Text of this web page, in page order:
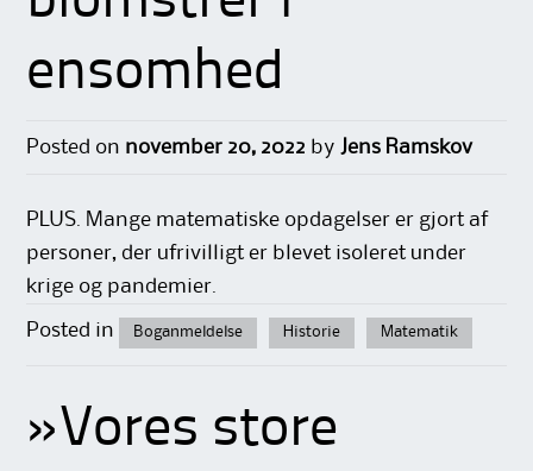
ensomhed
Posted on november 20, 2022 by Jens Ramskov
PLUS. Mange matematiske opdagelser er gjort af
personer, der ufrivilligt er blevet isoleret under
krige og pandemier.
Posted in Boganmeldelse Historie Matematik
»Vores store